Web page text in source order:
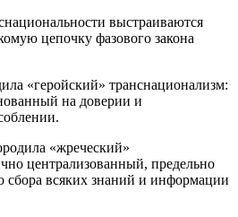
выстраиваются
цепочку фазового закона
«геройский» транснационализм:
на доверии и
«жреческий»
централизованный, предельно
сбора всяких знаний и информации